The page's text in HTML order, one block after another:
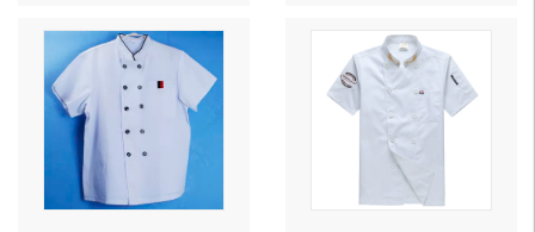
tay đồng phục áo bếp
áo bếp đẹp